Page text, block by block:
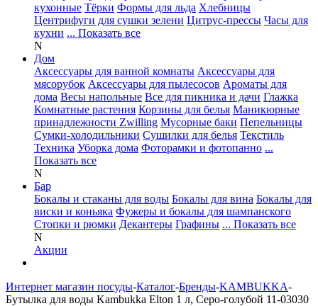
кухонные Тёрки Формы для льда Хлебницы
Центрифуги для сушки зелени Цитрус-прессы Часы для
кухни ... Показать все
N
Дом
Аксессуары для ванной комнаты Аксессуары для
мясорубок Аксессуары для пылесосов Ароматы для
дома Весы напольные Все для пикника и дачи Глажка
Комнатные растения Корзины для белья Маникюрные
принадлежности Zwilling Мусорные баки Пепельницы
Сумки-холодильники Сушилки для белья Текстиль
Техника Уборка дома Фоторамки и фотопанно ...
Показать все
N
Бар
Бокалы и стаканы для воды Бокалы для вина Бокалы для
виски и коньяка Фужеры и бокалы для шампанского
Стопки и рюмки Декантеры Графины ... Показать все
N
Акции
Интернет магазин посуды-Каталог-Бренды-KAMBUKKA-
Бутылка для воды Kambukka Elton 1 л, Серо-голубой 11-03030